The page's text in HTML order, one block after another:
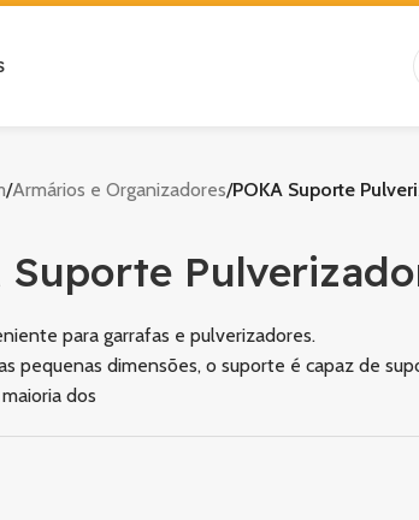
/Armários e Organizadores/POKA Suporte
Suporte
para garrafas e pulverizadores.
pequenas dimensões, o suporte é capaz de
dos